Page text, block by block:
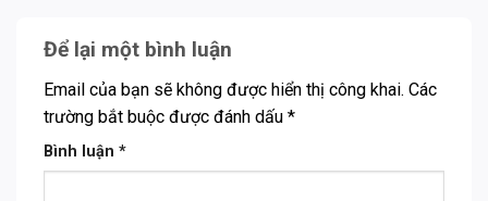
Để lại một bình luận
Email của bạn sẽ không được hiển thị công khai. Các
trường bắt buộc được đánh dấu *
Bình luận *